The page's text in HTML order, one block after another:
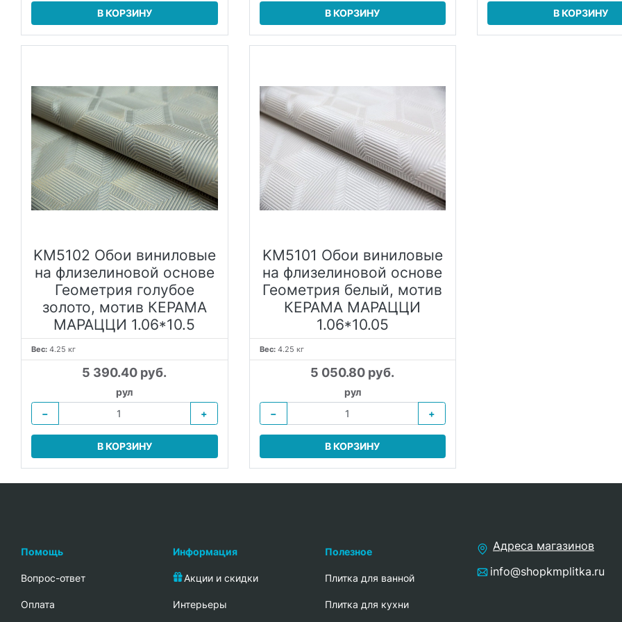
В КОРЗИНУ В КОРЗИНУ В КОРЗИНУ
KM5102 Обои виниловые
на флизелиновой основе
Геометрия голубое
золото, мотив КЕРАМА
МАРАЦЦИ 1.06*10.5
Вес: 4.25 кг
5 390.40 руб.
рул
−
+
В КОРЗИНУ
KM5101 Обои виниловые
на флизелиновой основе
Геометрия белый, мотив
КЕРАМА МАРАЦЦИ
1.06*10.05
Вес: 4.25 кг
5 050.80 руб.
рул
−
+
В КОРЗИНУ
Помощь
Вопрос-ответ
Oплата
Информация
Акции и скидки
Интерьеры
Полезное
Плитка для ванной
Плитка для кухни
Адреса магазинов
info@shopkmplitka.ru